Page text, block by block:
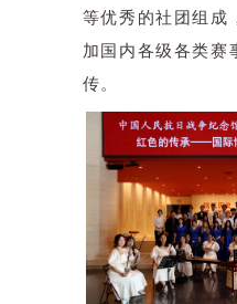
等优秀的社团组成
加国内各级各类赛
传。